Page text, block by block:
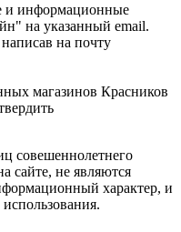
и информационные
на указанный email.
на почту
магазинов Красников
совешеннолетнего
сайте, не являются
характер, и